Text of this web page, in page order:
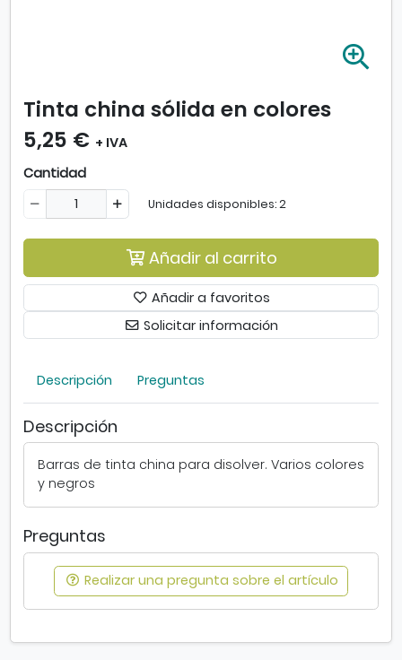
g
n
T
i
i
s
Tinta china sólida en colores
5,25 € + IVA
Cantidad
Unidades disponibles: 2
Añadir al carrito
Añadir a favoritos
Solicitar información
Descripción Preguntas
Descripción
Barras de tinta china para disolver. Varios colores
y negros
Preguntas
Realizar una pregunta sobre el artículo